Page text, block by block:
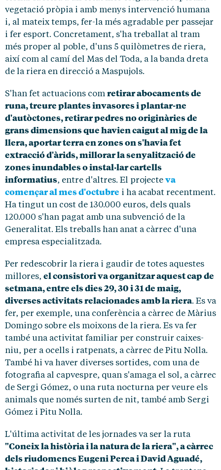
vegetació pròpia i amb menys intervenció humana
i, al mateix temps, fer-la més agradable per passejar
i fer esport. Concretament, s'ha treballat al tram
més proper al poble, d'uns 5 quilòmetres de riera,
així com al camí del Mas del Toda, a la banda dreta
de la riera en direcció a Maspujols.
S'han fet actuacions com retirar abocaments de
runa, treure plantes invasores i plantar-ne
d'autòctones, retirar pedres no originàries de
grans dimensions que havien caigut al mig de la
llera, aportar terra en zones on s'havia fet
extracció d'àrids, millorar la senyalització de
zones inundables o instal·lar cartells
informatius, entre d'altres. El projecte va
començar al mes d'octubre i ha acabat recentment.
Ha tingut un cost de 130.000 euros, dels quals
120.000 s'han pagat amb una subvenció de la
Generalitat. Els treballs han anat a càrrec d'una
empresa especialitzada.
Per redescobrir la riera i gaudir de totes aquestes
millores, el consistori va organitzar aquest cap de
setmana, entre els dies 29, 30 i 31 de maig,
diverses activitats relacionades amb la riera. Es va
fer, per exemple, una conferència a càrrec de Màrius
Domingo sobre els moixons de la riera. Es va fer
també una activitat familiar per construir caixes-
niu, per a ocells i ratpenats, a càrrec de Pitu Nolla.
També hi va haver diverses sortides, com una de
fotografia al capvespre, quan s'amaga el sol, a càrrec
de Sergi Gómez, o una ruta nocturna per veure els
animals que només surten de nit, també amb Sergi
Gómez i Pitu Nolla.
L'última activitat de les jornades va ser la ruta
"Coneix la història i la natura de la riera", a càrrec
dels riudomencs Eugeni Perea i David Aguadé,